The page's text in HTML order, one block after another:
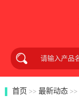
首页 >> 最新动态 >>